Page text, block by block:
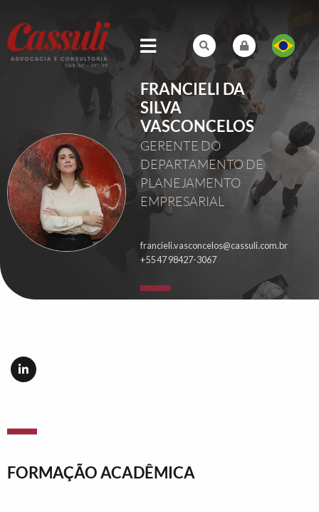
FRANCIELI DA
SILVA
VASCONCELOS
GERENTE DO
DEPARTAMENTO DE
PLANEJAMENTO
EMPRESARIAL
francieli.vasconcelos@cassuli.com.br
+55 47 98427-3067
FORMAÇÃO ACADÊMICA